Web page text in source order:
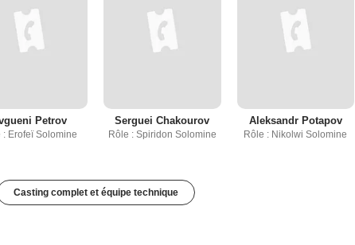
Petrov
: Erofeï Solomine
Serguei Chakourov
Rôle : Spiridon Solomine
Aleksandr Potapov
Rôle : Nikolwi Solomine
Casting complet et équipe technique